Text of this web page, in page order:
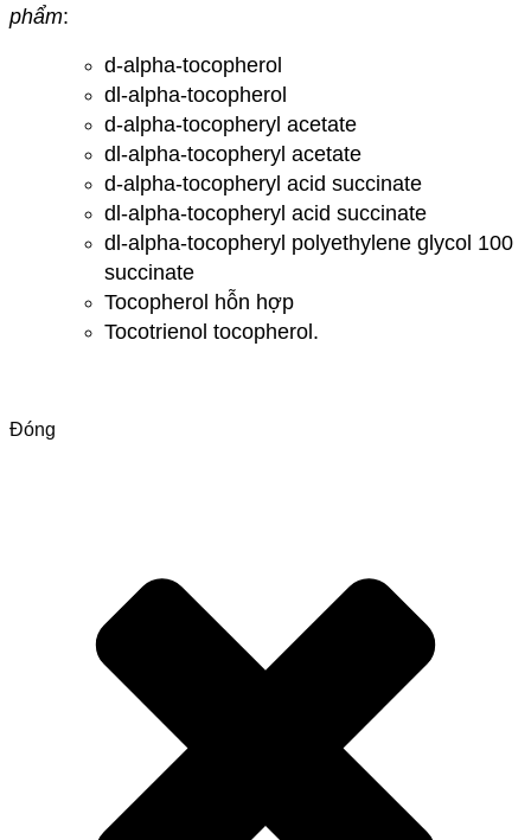
phẩm:
d-alpha-tocopherol
dl-alpha-tocopherol
d-alpha-tocopheryl acetate
dl-alpha-tocopheryl acetate
d-alpha-tocopheryl acid succinate
dl-alpha-tocopheryl acid succinate
dl-alpha-tocopheryl polyethylene glycol 100
succinate
Tocopherol hỗn hợp
Tocotrienol tocopherol.
Đóng